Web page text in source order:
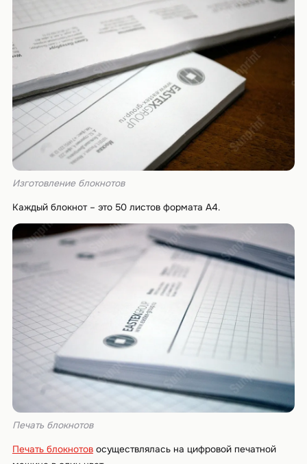
Изготовление блокнотов
Каждый блокнот – это 50 листов формата А4.
Печать блокнотов
Печать блокнотовосуществлялась на цифровой печатной